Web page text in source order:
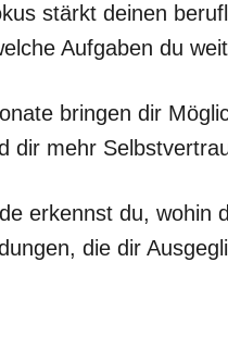
stärkt deinen
Aufgaben du
bringen dir
dir mehr
erkennst du, wohin
die dir